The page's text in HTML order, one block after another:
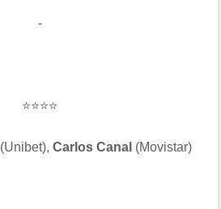
-
⭐⭐⭐⭐
(Unibet), Carlos Canal (Movistar)